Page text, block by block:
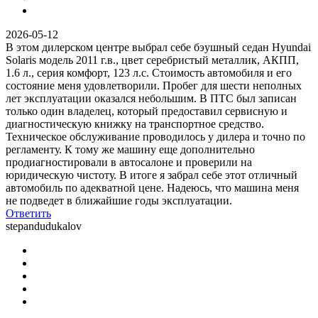
2026-05-12
В этом дилерском центре выбрал себе бэушный седан Hyundai
Solaris модель 2011 г.в., цвет серебристый металлик, АКПП,
1.6 л., серия комфорт, 123 л.с. Стоимость автомобиля и его
состояние меня удовлетворили. Пробег для шести неполных
лет эксплуатации оказался небольшим. В ПТС был записан
только один владелец, который предоставил сервисную и
диагностическую книжку на транспортное средство.
Техническое обслуживание проводилось у дилера и точно по
регламенту. К тому же машину еще дополнительно
продиагностировали в автосалоне и проверили на
юридическую чистоту. В итоге я забрал себе этот отличный
автомобиль по адекватной цене. Надеюсь, что машина меня
не подведет в ближайшие годы эксплуатации.
Ответить
stepandudukalov